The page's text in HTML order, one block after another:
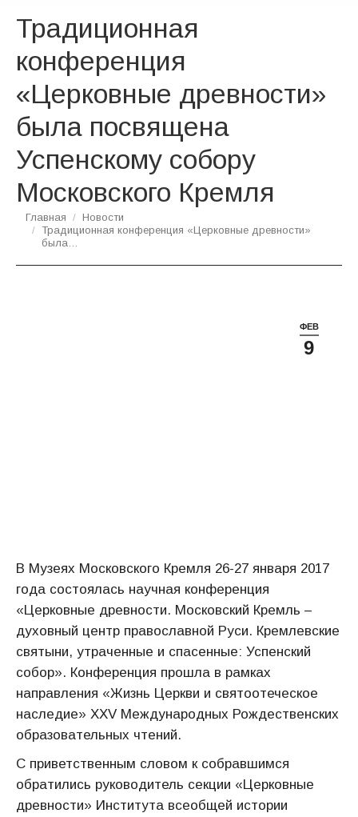
Традиционная
конференция
«Церковные древности»
была посвящена
Успенскому собору
Московского Кремля
Вы здесь:
Главная
Новости
Традиционная конференция «Церковные древности»
была…
ФЕВ
9
В Музеях Московского Кремля 26-27 января 2017
года состоялась научная конференция
«Церковные древности. Московский Кремль –
духовный центр православной Руси. Кремлевские
святыни, утраченные и спасенные: Успенский
собор». Конференция прошла в рамках
направления «Жизнь Церкви и святоотеческое
наследие» XXV Международных Рождественских
образовательных чтений.
С приветственным словом к собравшимся
обратились руководитель секции «Церковные
древности» Института всеобщей истории